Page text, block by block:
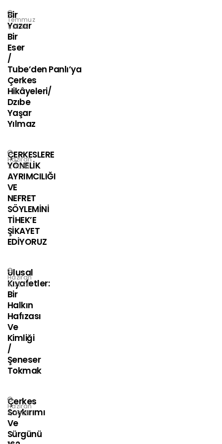
Bir
Yazar
Bir
Eser
/
Tube’den Panlı’ya
Çerkes
Hikâyeleri/
Dzıbe
Yaşar
Yılmaz
Temmuz
1, 2026
ÇERKESLERE
YÖNELİK
AYRIMCILIĞI
VE
NEFRET
SÖYLEMİNİ
TİHEK’E
ŞİKAYET
EDİYORUZ
Haziran
7, 2026
Ulusal
Kıyafetler:
Bir
Halkın
Hafızası
Ve
Kimliği
/
Şeneser
Tokmak
Haziran
5, 2026
Çerkes
Soykırımı
Ve
Sürgünü
Haziran
3, 2026